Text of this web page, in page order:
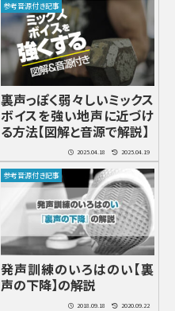
参考音源付き記事
裏声っぽく弱々しいミックス
ボイスを強い地声に近づけ
る方法【図解と音源で解説】
2025.04.18 2025.04.19
参考音源付き記事
発声訓練のいろはのい【裏
声の下降】の解説
2018.09.18 2020.09.22